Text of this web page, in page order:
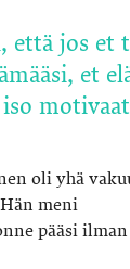
että jos et
et
iso
oli yhä
meni
pääsi ilman